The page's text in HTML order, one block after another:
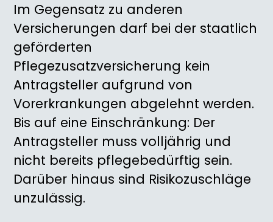
Im Gegensatz zu anderen
Versicherungen darf bei der staatlich
geförderten
Pflegezusatzversicherung kein
Antragsteller aufgrund von
Vorerkrankungen abgelehnt werden.
Bis auf eine Einschränkung: Der
Antragsteller muss volljährig und
nicht bereits pflegebedürftig sein.
Darüber hinaus sind Risikozuschläge
unzulässig.